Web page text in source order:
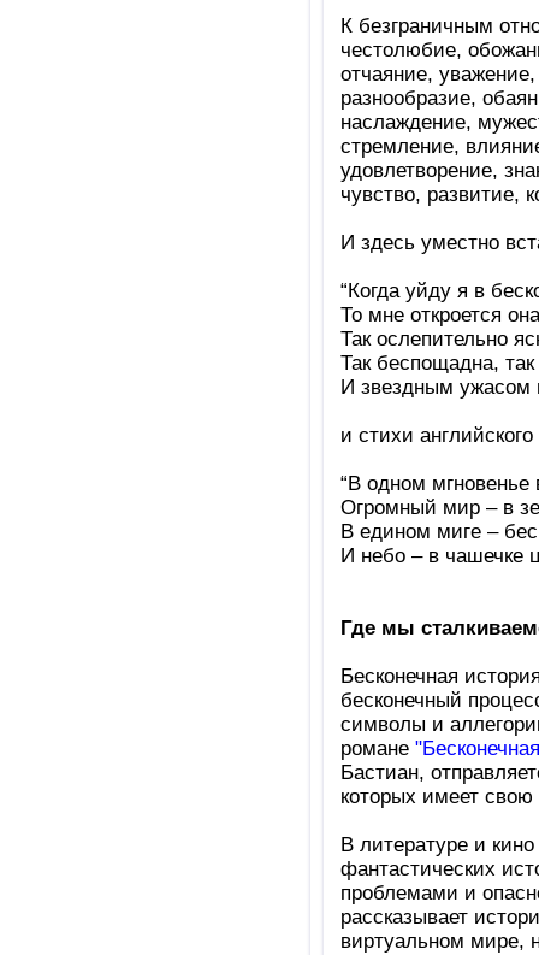
К безграничным
честолюбие,
отчаяние,
разнообразие,
наслаждение,
стремление,
удовлетворение,
чувство, развитие,
И здесь уместно
“Когда уйду я в
То мне откроется
Так ослепительно
Так беспощадна, так
И звездным ужасом
и стихи
“В одном мгновенье
Огромный мир – в
В едином миге –
И небо – в чашечке
Где мы
Бесконечная
бесконечный
символы и
романе
Бастиан,
которых имеет
В литературе и
фантастических
проблемами и
рассказывает
виртуальном мире,